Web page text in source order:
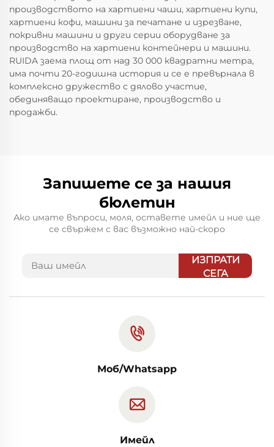
производството на хартиени чаши, хартиени купи,
хартиени кофи, машини за печатане и изрезване,
покривни машини и други серии оборудване за
производство на хартиени контейнери и машини.
RUIDA заема площ от над 30 000 квадратни метра,
има почти 20-годишна история и се е превърнала в
комплексно дружество с дялово участие,
обединяващо проектиране, производство и
продажби.
Запишете се за нашия
бюлетин
Ако имате въпроси, моля, оставете имейл и ние ще
се свържем с вас възможно най-скоро
ИЗПРАТИ
СЕГА
Моб/Whatsapp
Имейл